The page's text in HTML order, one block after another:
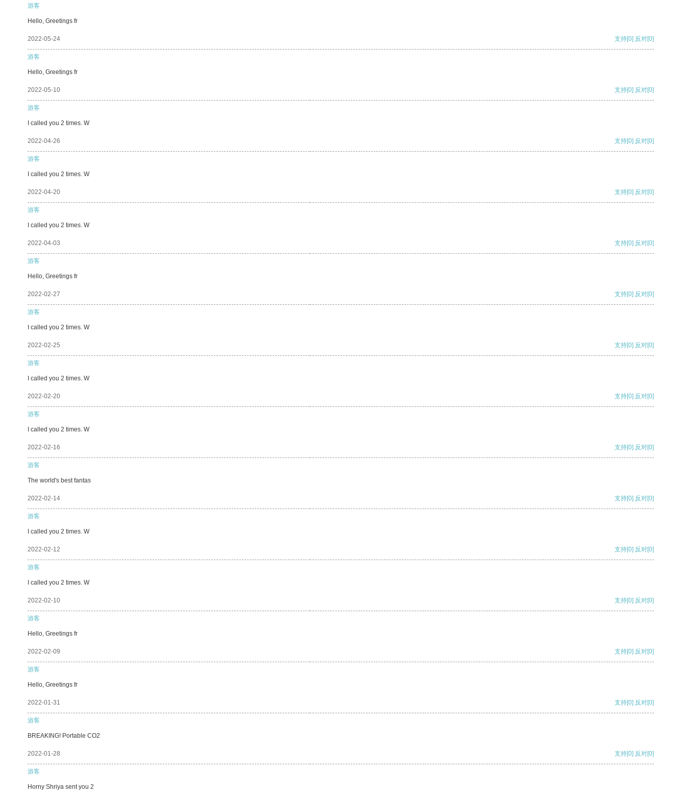
游客
Hello, Greetings fr
2022-05-24 支持[0] 反对[0]
游客
Hello, Greetings fr
2022-05-10 支持[0] 反对[0]
游客
I called you 2 times. W
2022-04-26 支持[0] 反对[0]
游客
I called you 2 times. W
2022-04-20 支持[0] 反对[0]
游客
I called you 2 times. W
2022-04-03 支持[0] 反对[0]
游客
Hello, Greetings fr
2022-02-27 支持[0] 反对[0]
游客
I called you 2 times. W
2022-02-25 支持[0] 反对[0]
游客
I called you 2 times. W
2022-02-20 支持[0] 反对[0]
游客
I called you 2 times. W
2022-02-16 支持[0] 反对[0]
游客
The world's best fantas
2022-02-14 支持[0] 反对[0]
游客
I called you 2 times. W
2022-02-12 支持[0] 反对[0]
游客
I called you 2 times. W
2022-02-10 支持[0] 反对[0]
游客
Hello, Greetings fr
2022-02-09 支持[0] 反对[0]
游客
Hello, Greetings fr
2022-01-31 支持[0] 反对[0]
游客
BREAKING! Portable CO2
2022-01-28 支持[0] 反对[0]
游客
Horny Shriya sent you 2